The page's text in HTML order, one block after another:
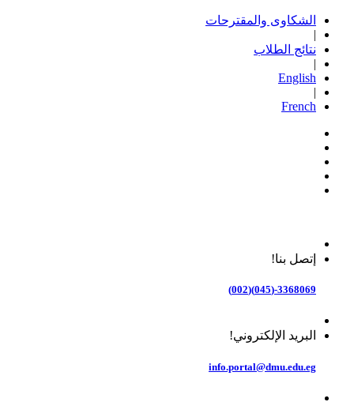
الشكاوى والمقترحات
|
نتائج الطلاب
|
English
|
French
إتصل بنا!
3368069-(045)(002)
البريد الإلكتروني!
info.portal@dmu.edu.eg